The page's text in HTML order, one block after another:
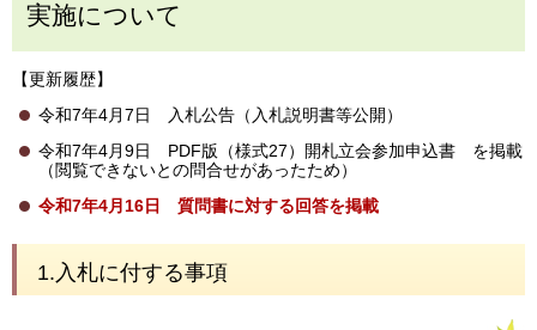
実施について
【更新履歴】
令和7年4月7日 入札公告（入札説明書等公開）
令和7年4月9日 PDF版（様式27）開札立会参加申込書 を掲載
（閲覧できないとの問合せがあったため）
令和7年4月16日 質問書に対する回答を掲載
1.入札に付する事項